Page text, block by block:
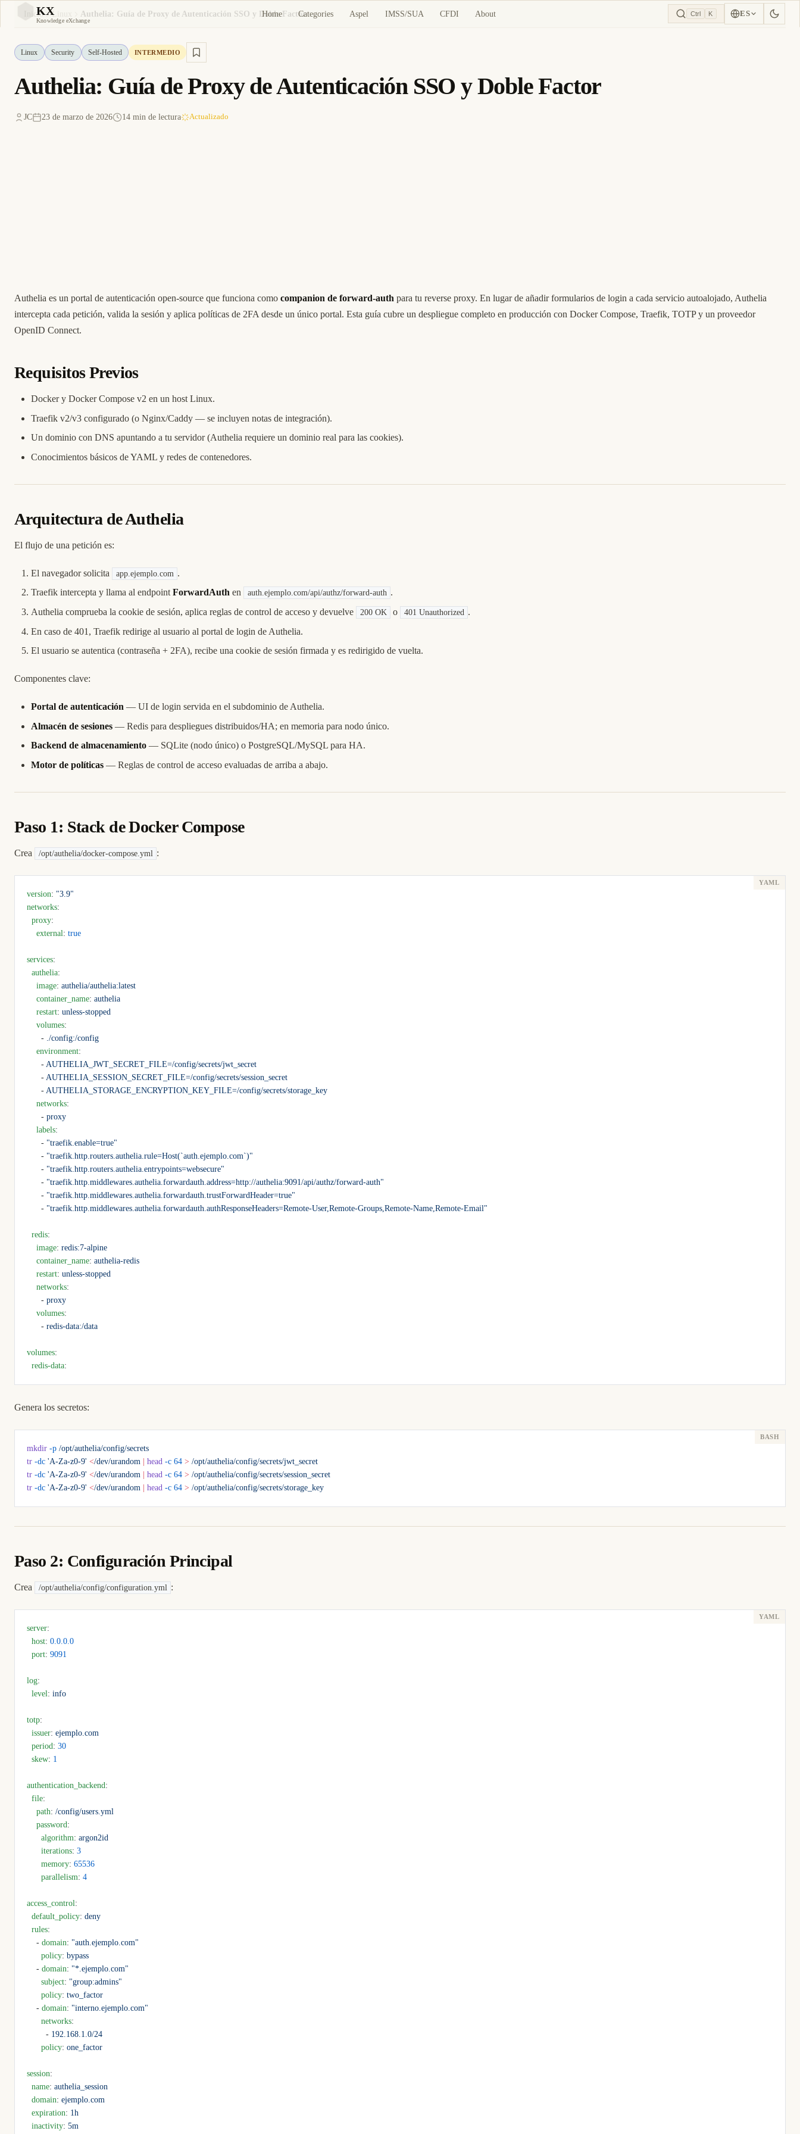
KX
Knowledge eXchange
Home Categories Aspel IMSS/SUA CFDI About Ctrl K ES
Inicio Linux Authelia: Guía de Proxy de Autenticación SSO y Doble Factor
Linux Security Self-Hosted INTERMEDIO
Authelia: Guía de Proxy de Autenticación SSO y Doble Factor
JC 23 de marzo de 2026 14 min de lectura Actualizado
Authelia es un portal de autenticación open-source que funciona como companion de forward-auth para tu reverse proxy. En lugar de añadir formularios de login a cada servicio autoalojado, Authelia
intercepta cada petición, valida la sesión y aplica políticas de 2FA desde un único portal. Esta guía cubre un despliegue completo en producción con Docker Compose, Traefik, TOTP y un proveedor
OpenID Connect.
Requisitos Previos
Docker y Docker Compose v2 en un host Linux.
Traefik v2/v3 configurado (o Nginx/Caddy — se incluyen notas de integración).
Un dominio con DNS apuntando a tu servidor (Authelia requiere un dominio real para las cookies).
Conocimientos básicos de YAML y redes de contenedores.
Arquitectura de Authelia
El flujo de una petición es:
El navegador solicita app.ejemplo.com .
Traefik intercepta y llama al endpoint ForwardAuth en auth.ejemplo.com/api/authz/forward-auth .
Authelia comprueba la cookie de sesión, aplica reglas de control de acceso y devuelve
200 OK o 401 Unauthorized .
En caso de 401, Traefik redirige al usuario al portal de login de Authelia.
El usuario se autentica (contraseña + 2FA), recibe una cookie de sesión firmada y es redirigido de vuelta.
Componentes clave:
Portal de autenticación — UI de login servida en el subdominio de Authelia.
Almacén de sesiones — Redis para despliegues distribuidos/HA; en memoria para nodo único.
Backend de almacenamiento — SQLite (nodo único) o PostgreSQL/MySQL para HA.
Motor de políticas — Reglas de control de acceso evaluadas de arriba a abajo.
Paso 1: Stack de Docker Compose
Crea /opt/authelia/docker-compose.yml :
version: "3.9"
networks:
  proxy
:
    external
: true
services:
  authelia
:
    image
: authelia/authelia:latest
    container_name
: authelia
    restart
: unless-stopped
    volumes
:
      -
./config:/config
    environment
:
      -
AUTHELIA_JWT_SECRET_FILE=/config/secrets/jwt_secret
      -
AUTHELIA_SESSION_SECRET_FILE=/config/secrets/session_secret
      -
AUTHELIA_STORAGE_ENCRYPTION_KEY_FILE=/config/secrets/storage_key
    networks
:
      -
proxy
    labels
:
      -
"traefik.enable=true"
      -
"traefik.http.routers.authelia.rule=Host(`auth.ejemplo.com`)"
      -
"traefik.http.routers.authelia.entrypoints=websecure"
      -
"traefik.http.middlewares.authelia.forwardauth.address=http://authelia:9091/api/authz/forward-auth"
      -
"traefik.http.middlewares.authelia.forwardauth.trustForwardHeader=true"
      -
"traefik.http.middlewares.authelia.forwardauth.authResponseHeaders=Remote-User,Remote-Groups,Remote-Name,Remote-Email"
  redis
:
    image
: redis:7-alpine
    container_name
: authelia-redis
    restart
: unless-stopped
    networks
:
      -
proxy
    volumes
:
      -
redis-data:/data
volumes:
  redis-data
:
Genera los secretos:
mkdir -p /opt/authelia/config/secrets
tr -dc 'A-Za-z0-9' </dev/urandom head -c 64 > /opt/authelia/config/secrets/jwt_secret
tr -dc 'A-Za-z0-9' </dev/urandom head -c 64 > /opt/authelia/config/secrets/session_secret
tr -dc 'A-Za-z0-9' </dev/urandom head -c 64 > /opt/authelia/config/secrets/storage_key
Paso 2: Configuración Principal
Crea /opt/authelia/config/configuration.yml :
server:
  host
: 0.0.0.0
  port
: 9091
log:
  level
: info
totp:
  issuer
: ejemplo.com
  period
: 30
  skew
: 1
authentication_backend :
  file
:
    path
: /config/users.yml
    password
:
      algorithm
: argon2id
      iterations
: 3
      memory
: 65536
      parallelism
: 4
access_control :
  default_policy
: deny
  rules
:
    -
domain: "auth.ejemplo.com"
      policy
: bypass
    -
domain: "*.ejemplo.com"
      subject
: "group:admins"
      policy
: two_factor
    -
domain: "interno.ejemplo.com"
      networks
:
        -
192.168.1.0/24
      policy
: one_factor
session:
  name
: authelia_session
  domain
: ejemplo.com
  expiration
: 1h
  inactivity
: 5m